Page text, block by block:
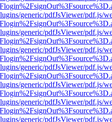
generic/pdfJsViewer/pdf.js/
generic/pdfJsViewer/pdf.js/
generic/pdfJsViewer/pdf.js/
generic/pdfJsViewer/pdf.js/
generic/pdfJsViewer/pdf.js/
generic/pdfJsViewer/pdf.js/
generic/pdfJsViewer/pdf.js/